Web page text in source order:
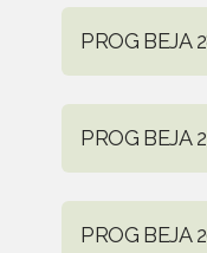
PROG BEJA
PROG BEJA
PROG BEJA